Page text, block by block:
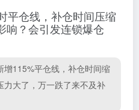
平仓线，补仓时间压缩
响？会引发连锁爆仓
115%平仓线，补仓时间缩
大了，万一跌了来不及补